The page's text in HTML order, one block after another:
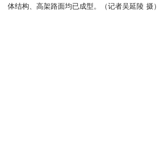
体结构、高架路面均已成型。（记者吴延陵 摄）